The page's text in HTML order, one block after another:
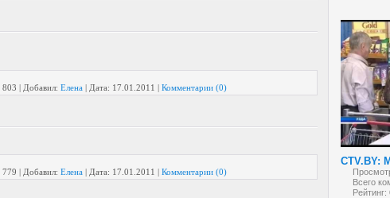
Всего
Рейтинг:
803 | Добавил: Елена | Дата: 17.01.2011 | Комментарии (0)
779 | Добавил: Елена | Дата: 17.01.2011 | Комментарии (0)